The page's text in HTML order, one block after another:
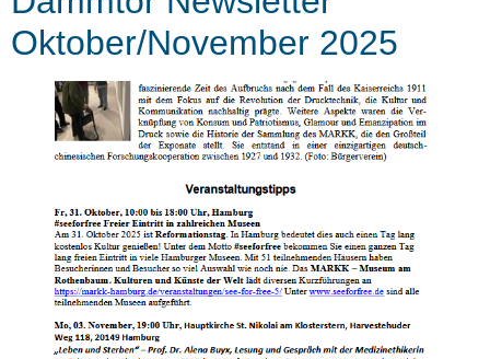
Oktober/November 2025